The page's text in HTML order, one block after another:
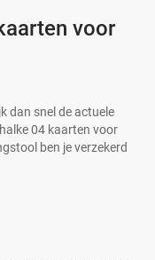
voor
dan snel de actuele
04 kaarten voor
ben je verzekerd